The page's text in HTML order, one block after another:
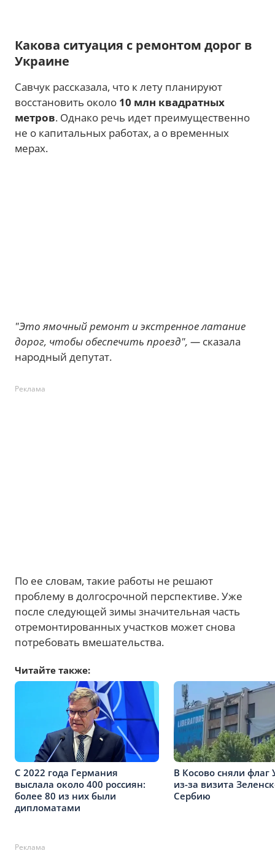
Какова ситуация с ремонтом дорог в
Украине
Савчук рассказала, что к лету планируют
восстановить около 10 млн квадратных
метров. Однако речь идет преимущественно
не о капитальных работах, а о временных
мерах.
"Это ямочный ремонт и экстренное латание
дорог, чтобы обеспечить проезд", — сказала
народный депутат.
Реклама
По ее словам, такие работы не решают
проблему в долгосрочной перспективе. Уже
после следующей зимы значительная часть
отремонтированных участков может снова
потребовать вмешательства.
Читайте также:
С 2022 года Германия
выслала около 400 россиян:
более 80 из них были
дипломатами
В Косово сняли
из-за визита
Сербию
Реклама